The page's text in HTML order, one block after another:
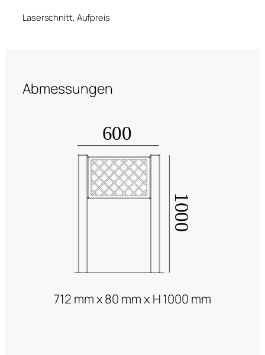
Laserschnitt, Aufpreis
Abmessungen
712 mm x 80 mm x H 1000 mm